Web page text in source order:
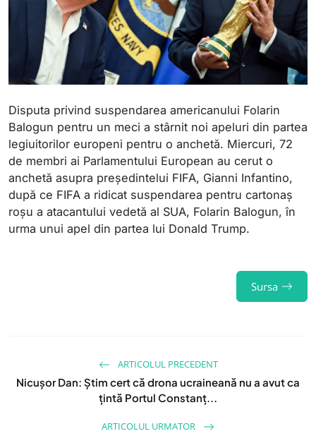
Disputa privind suspendarea americanului Folarin
Balogun pentru un meci a stârnit noi apeluri din partea
legiuitorilor europeni pentru o anchetă. Miercuri, 72
de membri ai Parlamentului European au cerut o
anchetă asupra președintelui FIFA, Gianni Infantino,
după ce FIFA a ridicat suspendarea pentru cartonaș
roșu a atacantului vedetă al SUA, Folarin Balogun, în
urma unui apel din partea lui Donald Trump.
Sursa
ARTICOLUL PRECEDENT
Nicuşor Dan: Știm cert că drona ucraineană nu a avut ca
ţintă Portul Constanţ...
ARTICOLUL URMATOR